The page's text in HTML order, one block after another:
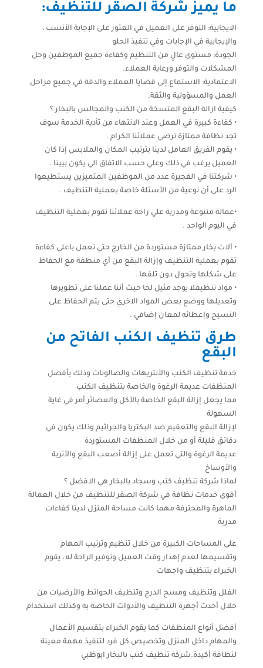
ما يميز شركة الصقر للتنظيف:
الايجابية: التوفر على العميل في العثور على الإجابة الأنسب ،
والإيجابية في الإجابات وفي تنفيذ الحلو
الجودة: مستوى عالٍ من التنظيم وكفاءة جميع الموظفين وحل
المشكلات والتوفر ورعاية العملاء.
الاعتمادية: الاستماع إلى قضايا العملاء والدقة في جميع مراحل
العمل والمسؤولية والثقة.
كيفية ازالة البقع المتسخة من الكنب والمجالس بالبخار ؟
• كفاءة كبيرة في العمل وعند الانتهاء من تأدية الخدمة سوف
تجد نظافة ممتازة ترضي عملائنا الكرام .
• يقوم الفريق العامل لدينا بترتيب المكان والملابس إذا كان
العميل يرغب في ذلك وعلي حسب الاتفاق الي يكون بيينا .
• شركتنا في الفجيرة عدد من الموظفين المتميزين يستطيعوا
الرد على أن نوعية من الأسئلة خاصة بعملية التنظيف .
•عمالة متنوعة ومدربة علي راحة عملائنا تقوم بعملية التنظيف
في اليوم الواحد .
• آلات بخار ممتازة مستوردة من الخارج حتي تعمل باعلي كفاءة
تقوم بعملية التنظيف وإزالة البقع من أي منطقة مع الحفاظ
على شكلها وتحول دون تلفها .
• مواد تنظيفلا يوجد مثيل لخا حيث أننا عملنا على تطويرها
وتعديلها ووضع بعض المواد الاخري حتى يتم الحفاظ على
النسيج وإعطائه لمعان إضافي .
طرق تنظيف الكنب الفاتح من
البقع
خدمة تنظيف الكنب والأنتريهات والصالونات وذلك بأفضل
المنظفات عديمة الرغوة والخاصة بتنظيف الكنب
مما يجعل إزالة البقع الخاصة بالأكل والعصائر أمر في غاية
السهولة
لإزالة البقع والتعقيم ضد البكتريا والجراثيم وذلك يكون في
دقائق قليلة أو من خلال المنظفات المستوردة
عديمة الرغوة والتي تعمل على إزالة أصعب البقع والأتربة
والأوساخ
لماذا شركة تنظيف كنب وسجاد بالبخار هي الافضل ؟
أقوى خدمات نظافة في شركة الصقر للتنظيف من خلال العمالة
الماهرة والمحترفة مهما كانت مساحة المنزل لدينا كفاءات
مدربة
على المساحات الكبيرة من خلال تنظيم وترتيب المهام
وتقسيمها لعدم إهدار وقت العميل وتوفير الراحة له ، يقوم
الخبراء بتنظيف واجهات
الفلل وتنظيف ومسح الدرج وتنظيف الحوائط والأرضيات من
خلال أحدث أجهزة التنظيف والأدوات الخاصة به وكذلك استخدام
أفضل أنواع المنظفات كما يقوم الخبراء بتقسيم الأعمال
والمهام داخل المنزل وتخصيص كل فرد لتنفيذ مهمة معينة
لنظافة أكيدة.شركة تنظيف كنب بالبخار ابوظبي